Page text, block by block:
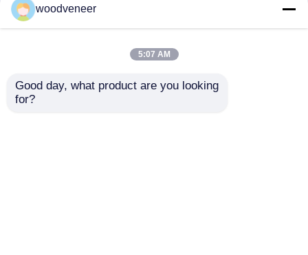
방수 공학 목재 플레어
UV 코팅
woodveneer
5:07 AM
Good day, what product are you looking
for?